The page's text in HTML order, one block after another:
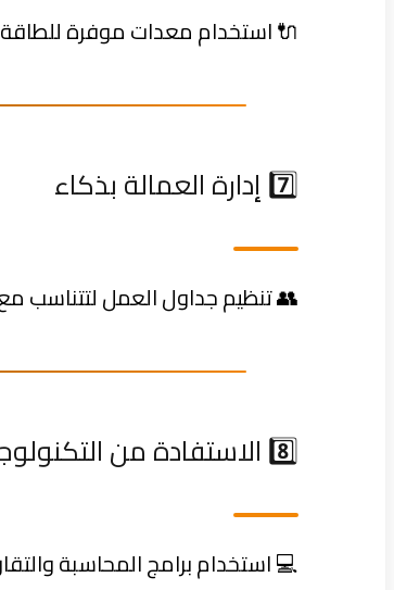
🔌 استخدام معدات موفرة للطاقة
7️⃣ إدارة العمالة بذكاء
👥 تنظيم جداول العمل لتتناسب
8️⃣ الاستفادة من التكنولوجيا المالية
💻 استخدام برامج المحاسبة